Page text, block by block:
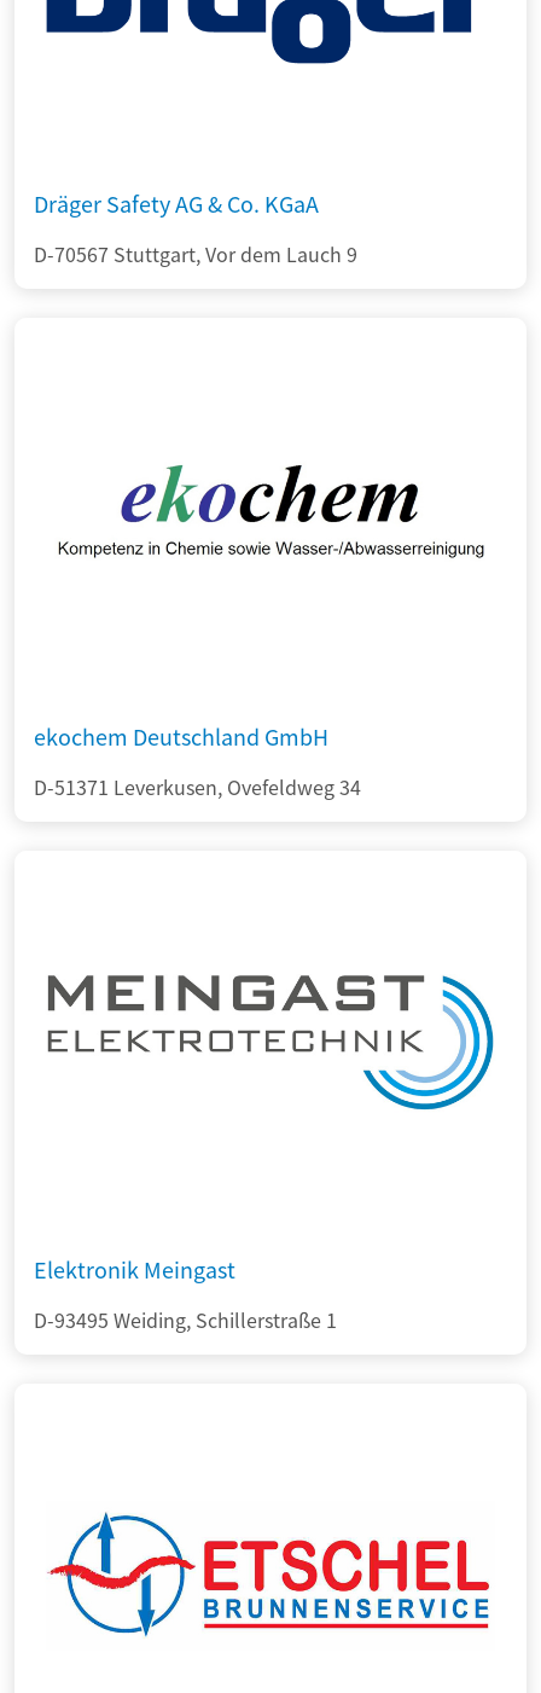
Dräger Safety AG & Co. KGaA
D-70567 Stuttgart, Vor dem Lauch 9
ekochem Deutschland GmbH
D-51371 Leverkusen, Ovefeldweg 34
Elektronik Meingast
D-93495 Weiding, Schillerstraße 1